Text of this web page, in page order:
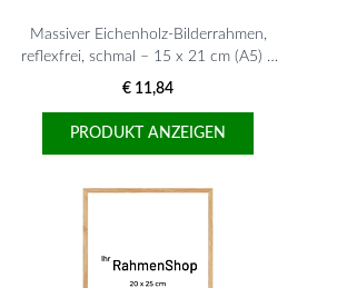
Massiver Eichenholz-Bilderrahmen,
reflexfrei, schmal – 15 x 21 cm (A5) –
Typ 320
€ 11,84
PRODUKT ANZEIGEN